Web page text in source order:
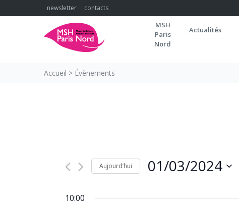
to
newsletter contacts
MSH
Paris
Nord
Actualités
Accueil > Évènements
Aujourd’hui 01/03/2024
10:00